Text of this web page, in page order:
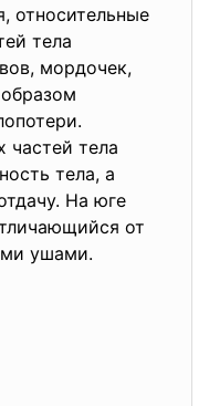
относительные
тела
мордочек,
тела
тела, а
На юге
от
ушами.